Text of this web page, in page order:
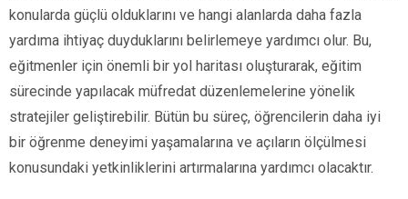
konularda güçlü olduklarını ve hangi alanlarda daha fazla
yardıma ihtiyaç duyduklarını belirlemeye yardımcı olur. Bu,
eğitmenler için önemli bir yol haritası oluşturarak, eğitim
sürecinde yapılacak müfredat düzenlemelerine yönelik
stratejiler geliştirebilir. Bütün bu süreç, öğrencilerin daha iyi
bir öğrenme deneyimi yaşamalarına ve açıların ölçülmesi
konusundaki yetkinliklerini artırmalarına yardımcı olacaktır.